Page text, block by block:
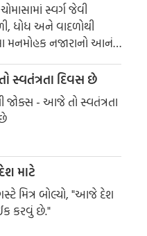
સ્વર્ગ જેવી
ધોધ અને વાદળોથી
મનમોહક નજારાનો આનંદ
હો, તો દક્ષિણ
આ સુંદર સ્થળોની
જરૂર લો. આ ડેસ્ટિનેશન્સ
ગોદમાં યાદગાર
અદભુત અનુભવ કરાવશે.
સ્વતંત્રતા દિવસ છે
જોક્સ - આજે તો સ્વતંત્રતા
માટે
મિત્ર બોલ્યો, "આજે દેશ
કરવું છે."